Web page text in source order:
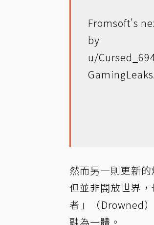
Fromsoft's
by
u/
然而另一則更新
但並非開放世界
者」（Drowned
融為一體。